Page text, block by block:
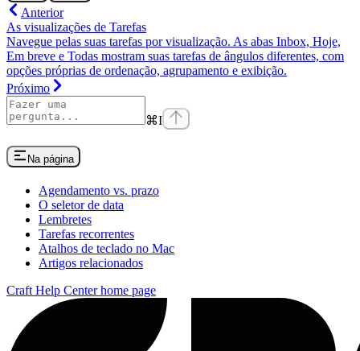
Anterior
As visualizações de Tarefas
Navegue pelas suas tarefas por visualização. As abas Inbox, Hoje,
Em breve e Todas mostram suas tarefas de ângulos diferentes, com
opções próprias de ordenação, agrupamento e exibição.
Próximo
⌘I
Na página
Agendamento vs. prazo
O seletor de data
Lembretes
Tarefas recorrentes
Atalhos de teclado no Mac
Artigos relacionados
Craft Help Centerhome page